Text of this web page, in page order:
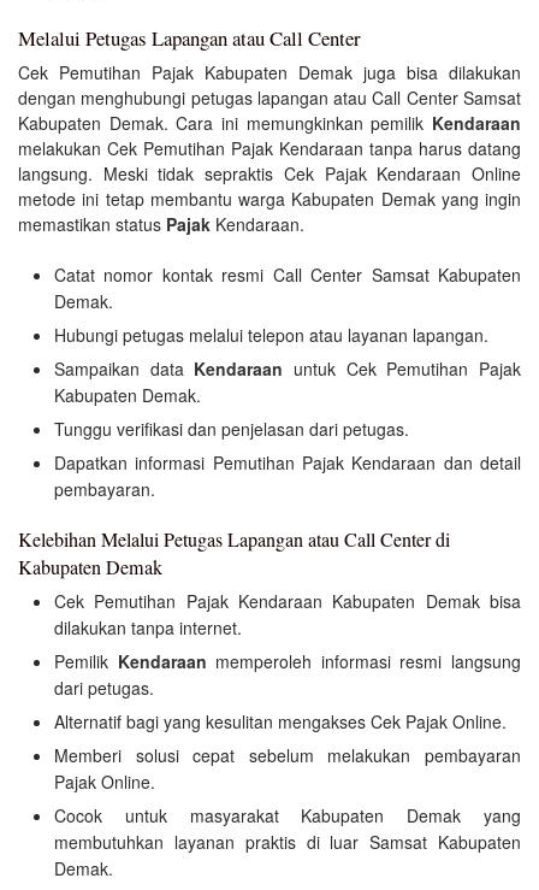
Melalui Petugas Lapangan atau Call Center
Cek Pemutihan Pajak Kabupaten Demak juga bisa dilakukan
dengan menghubungi petugas lapangan atau Call Center Samsat
Kabupaten Demak. Cara ini memungkinkan pemilik Kendaraan
melakukan Cek Pemutihan Pajak Kendaraan tanpa harus datang
langsung. Meski tidak sepraktis Cek Pajak Kendaraan Online
metode ini tetap membantu warga Kabupaten Demak yang ingin
memastikan status Pajak Kendaraan.
Catat nomor kontak resmi Call Center Samsat Kabupaten
Demak.
Hubungi petugas melalui telepon atau layanan lapangan.
Sampaikan data Kendaraan untuk Cek Pemutihan Pajak
Kabupaten Demak.
Tunggu verifikasi dan penjelasan dari petugas.
Dapatkan informasi Pemutihan Pajak Kendaraan dan detail
pembayaran.
Kelebihan Melalui Petugas Lapangan atau Call Center di
Kabupaten Demak
Cek Pemutihan Pajak Kendaraan Kabupaten Demak bisa
dilakukan tanpa internet.
Pemilik Kendaraan memperoleh informasi resmi langsung
dari petugas.
Alternatif bagi yang kesulitan mengakses Cek Pajak Online.
Memberi solusi cepat sebelum melakukan pembayaran
Pajak Online.
Cocok untuk masyarakat Kabupaten Demak yang
membutuhkan layanan praktis di luar Samsat Kabupaten
Demak.